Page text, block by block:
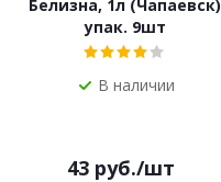
Белизна, 1л (Чапаевск)
упак. 9шт
В наличии
43 руб./шт